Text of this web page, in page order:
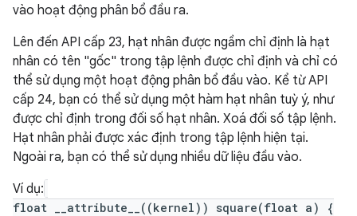
vào hoạt động phân bổ đầu ra.
Lên đến API cấp 23, hạt nhân được ngầm chỉ định là hạt
nhân có tên "gốc" trong tập lệnh được chỉ định và chỉ có
thể sử dụng một hoạt động phân bổ đầu vào. Kể từ API
cấp 24, bạn có thể sử dụng một hàm hạt nhân tuỳ ý, như
được chỉ định trong đối số hạt nhân. Xoá đối số tập lệnh.
Hạt nhân phải được xác định trong tập lệnh hiện tại.
Ngoài ra, bạn có thể sử dụng nhiều dữ liệu đầu vào.
Ví dụ:
float __attribute__((kernel)) square(float a) {